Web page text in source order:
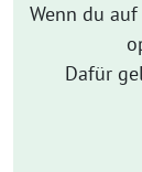
Wenn du
Dafür